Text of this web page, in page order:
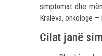
simptomat dhe
Kraleva, onkologe –
Cilat janë